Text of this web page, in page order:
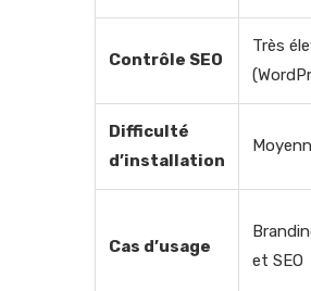
Contrôle SEO
Très
Difficulté
d’installation
Cas d’usage
et SEO